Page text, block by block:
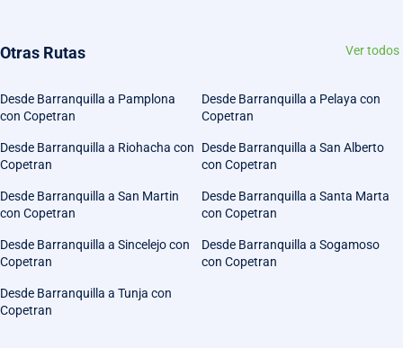
Otras Rutas Ver todos
Desde Barranquilla a Pamplona
con Copetran
Desde Barranquilla a Pelaya con
Copetran
Desde Barranquilla a Riohacha con
Copetran
Desde Barranquilla a San Alberto
con Copetran
Desde Barranquilla a San Martin
con Copetran
Desde Barranquilla a Santa Marta
con Copetran
Desde Barranquilla a Sincelejo con
Copetran
Desde Barranquilla a Sogamoso
con Copetran
Desde Barranquilla a Tunja con
Copetran